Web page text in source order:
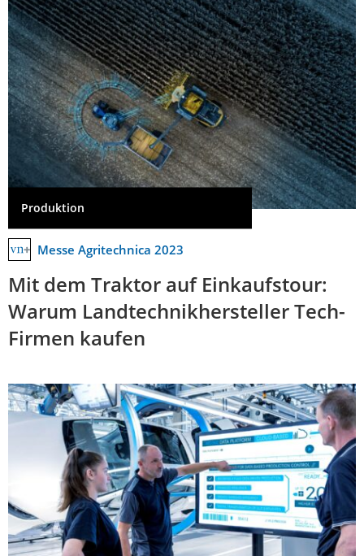
Produktion
Messe Agritechnica 2023
Mit dem Traktor auf Einkaufstour:
Warum Landtechnikhersteller Tech-
Firmen kaufen